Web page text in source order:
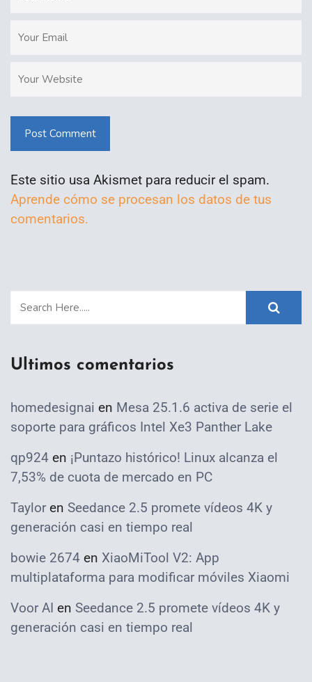
Post Comment
Este sitio usa Akismet para reducir el spam.
Aprende cómo se procesan los datos de tus
comentarios.
Ultimos comentarios
homedesignai en Mesa 25.1.6 activa de serie el
soporte para gráficos Intel Xe3 Panther Lake
qp924 en ¡Puntazo histórico! Linux alcanza el
7,53% de cuota de mercado en PC
Taylor en Seedance 2.5 promete vídeos 4K y
generación casi en tiempo real
bowie 2674 en XiaoMiTool V2: App
multiplataforma para modificar móviles Xiaomi
Voor AI en Seedance 2.5 promete vídeos 4K y
generación casi en tiempo real